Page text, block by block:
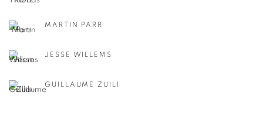
MARTIN PARR
JESSE WILLEMS
GUILLAUME ZUILI